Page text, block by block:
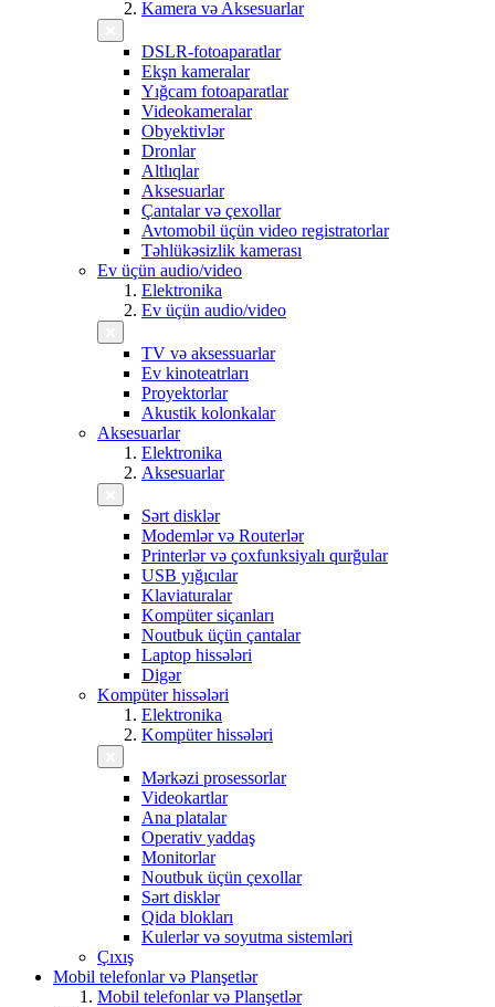
Kamera və Aksesuarlar
DSLR-fotoaparatlar
Ekşn kameralar
Yığcam fotoaparatlar
Videokameralar
Obyektivlər
Dronlar
Altlıqlar
Aksesuarlar
Çantalar və çexollar
Avtomobil üçün video registratorlar
Təhlükəsizlik kamerası
Ev üçün audio/video
Elektronika
Ev üçün audio/video
TV və aksessuarlar
Ev kinoteatrları
Proyektorlar
Akustik kolonkalar
Aksesuarlar
Elektronika
Aksesuarlar
Sərt disklər
Modemlər və Routerlər
Printerlər və çoxfunksiyalı qurğular
USB yığıcılar
Klaviaturalar
Kompüter siçanları
Noutbuk üçün çantalar
Laptop hissələri
Digər
Kompüter hissələri
Elektronika
Kompüter hissələri
Mərkəzi prosessorlar
Videokartlar
Ana platalar
Operativ yaddaş
Monitorlar
Noutbuk üçün çexollar
Sərt disklər
Qida blokları
Kulerlər və soyutma sistemləri
Çıxış
Mobil telefonlar və Planşetlər
Mobil telefonlar və Planşetlər